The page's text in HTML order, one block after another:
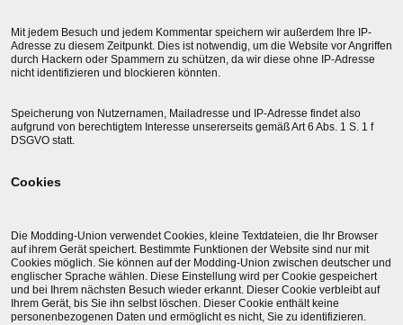
Mit jedem Besuch und jedem Kommentar speichern wir außerdem Ihre IP-
Adresse zu diesem Zeitpunkt. Dies ist notwendig, um die Website vor Angriffen
durch Hackern oder Spammern zu schützen, da wir diese ohne IP-Adresse
nicht identifizieren und blockieren könnten.
Speicherung von Nutzernamen, Mailadresse und IP-Adresse findet also
aufgrund von berechtigtem Interesse unsererseits gemäß Art 6 Abs. 1 S. 1 f
DSGVO statt.
Cookies
Die Modding-Union verwendet Cookies, kleine Textdateien, die Ihr Browser
auf ihrem Gerät speichert. Bestimmte Funktionen der Website sind nur mit
Cookies möglich. Sie können auf der Modding-Union zwischen deutscher und
englischer Sprache wählen. Diese Einstellung wird per Cookie gespeichert
und bei Ihrem nächsten Besuch wieder erkannt. Dieser Cookie verbleibt auf
Ihrem Gerät, bis Sie ihn selbst löschen. Dieser Cookie enthält keine
personenbezogenen Daten und ermöglicht es nicht, Sie zu identifizieren.